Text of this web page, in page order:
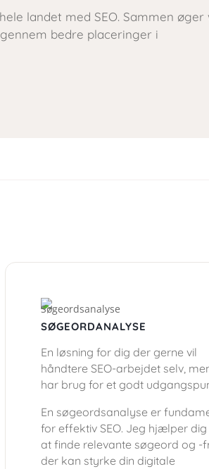
landet med SEO. Sammen øger
bedre placeringer i
SØGEORDANALYSE
En løsning for dig der gerne vil
håndtere SEO-arbejdet selv,
har brug for et godt
En søgeordsanalyse er
for effektiv SEO. Jeg hjælper
at finde relevante søgeord og -
der kan styrke din digitale